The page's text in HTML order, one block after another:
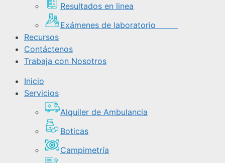
Resultados en linea
Exámenes de laboratorio
Recursos
Contáctenos
Trabaja con Nosotros
Inicio
Servicios
Alquiler de Ambulancia
Boticas
Campimetría